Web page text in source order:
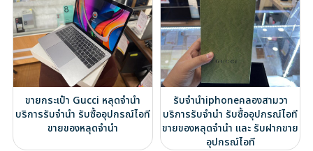
ขายกระเป๋า Gucci หลุดจำนำ
บริการรับจำนำ รับซื้ออุปกรณ์ไอที
ขายของหลุดจำนำ
รับจำนำiphoneคลองสามวา
บริการรับจำนำ รับซื้ออุปกรณ์ไอที
ขายของหลุดจำนำ และ รับฝากขาย
อุปกรณ์ไอที